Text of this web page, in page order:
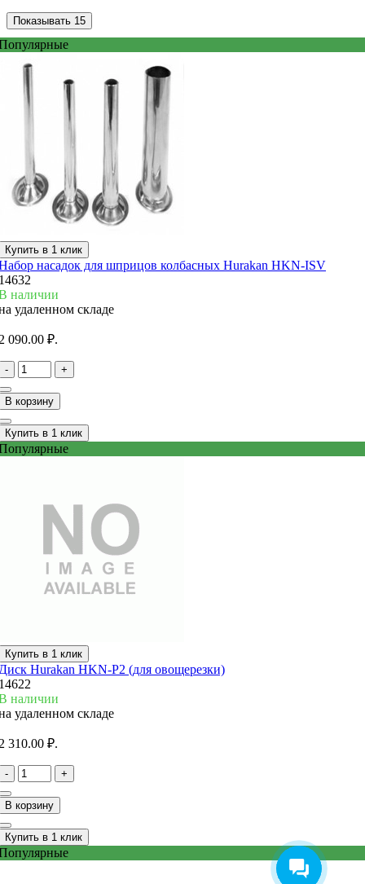
Показывать 15
Купить в 1 клик
насадок для шприцов колбасных Hurakan HKN-ISV
наличии
удаленном складе
090.00 ₽.
- +
В корзину
Купить в 1 клик
Купить в 1 клик
Hurakan HKN-P2 (для овощерезки)
наличии
удаленном складе
310.00 ₽.
- +
В корзину
Купить в 1 клик